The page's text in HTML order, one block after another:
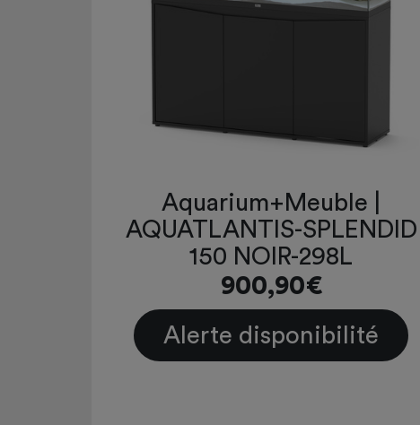
Aquarium+Meuble |
AQUATLANTIS-SPLENDID
150 NOIR-298L
900,90€
Alerte disponibilité